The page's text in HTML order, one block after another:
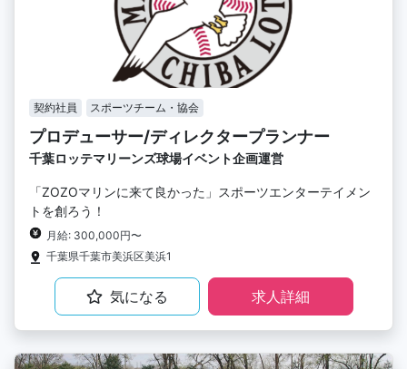
契約社員 スポーツチーム・協会
プロデューサー/ディレクタープランナー
千葉ロッテマリーンズ球場イベント企画運営
「ZOZOマリンに来て良かった」スポーツエンターテイメン
トを創ろう！
月給: 300,000円〜
千葉県千葉市美浜区美浜1
気になる 求人詳細